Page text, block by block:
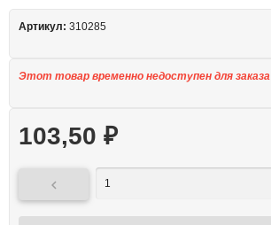
Артикул: 310285
Этот товар временно недоступен для заказа
103,50 ₽
